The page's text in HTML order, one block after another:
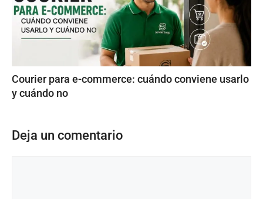
Courier para e-commerce: cuándo conviene usarlo
y cuándo no
Deja un comentario